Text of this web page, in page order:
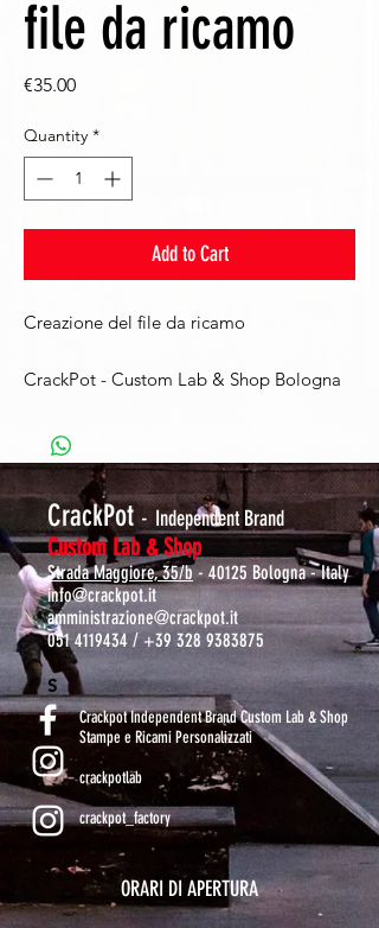
file da ricamo
€35.00Price
Quantity *
Add to Cart
Creazione del file da ricamo
CrackPot - Custom Lab & Shop Bologna
CrackPot- Independent Brand
Custom Lab & Shop
Strada Maggiore, 35/b- 40125 Bologna - Italy
info@crackpot.it
amministrazione@crackpot.it
051 4119434/+39 328 9383875
S
Crackpot Independent Brand Custom Lab & Shop
Stampe e Ricami Personalizzati
crackpotlab
crackpot_factory
ORARI DI APERTURA